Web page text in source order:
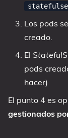
Los pods
creado.
El
pods
hacer)
El punto 4 es
gestionados